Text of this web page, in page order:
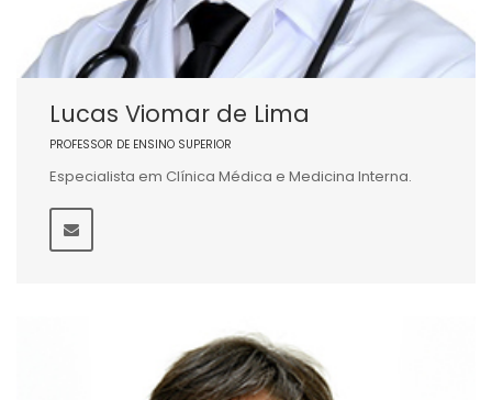
Lucas Viomar de Lima
PROFESSOR DE ENSINO SUPERIOR
Especialista em Clínica Médica e Medicina Interna.